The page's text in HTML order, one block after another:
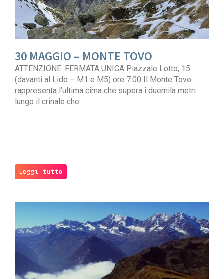
30 MAGGIO – MONTE TOVO
ATTENZIONE: FERMATA UNICA Piazzale Lotto, 15
(davanti al Lido – M1 e M5) ore 7:00 Il Monte Tovo
rappresenta l’ultima cima che supera i duemila metri
lungo il crinale che
Leggi tutto